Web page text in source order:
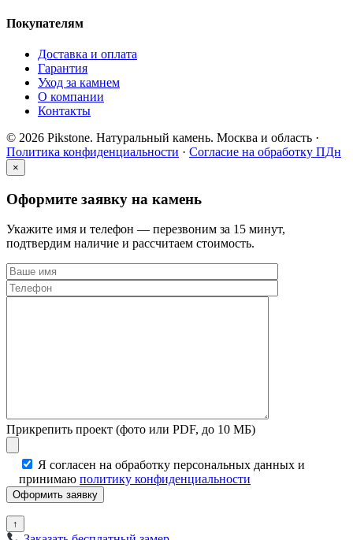
Покупателям
Доставка и оплата
Гарантия
Уход за камнем
О компании
Контакты
© 2026 Pikstone. Натуральный камень. Москва и область ·
Политика конфиденциальности · Согласие на обработку ПДн
×
Оформите заявку на камень
Укажите имя и телефон — перезвоним за 15 минут,
подтвердим наличие и рассчитаем стоимость.
Прикрепить проект (фото или PDF, до 10 МБ)
Я согласен на обработку персональных данных и
принимаю политику конфиденциальности
↑